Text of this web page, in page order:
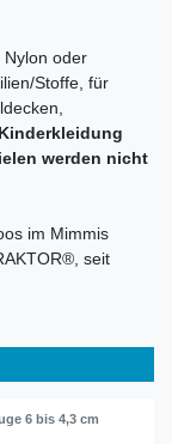
Nylon oder
Stoffe, für
werden nicht
im Mimmis
seit
6 bis 4,3 cm